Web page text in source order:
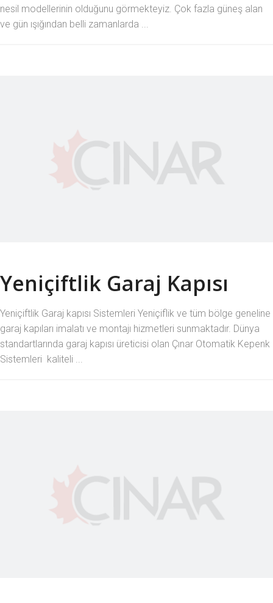
nesil modellerinin olduğunu görmekteyiz. Çok fazla güneş alan
ve gün ışığından belli zamanlarda ...
Yeniçiftlik Garaj Kapısı
Yeniçiftlik Garaj kapısı Sistemleri Yeniçiflik ve tüm bölge geneline
garaj kapıları imalatı ve montajı hizmetleri sunmaktadır. Dünya
standartlarında garaj kapısı üreticisi olan Çınar Otomatik Kepenk
Sistemleri kaliteli ...